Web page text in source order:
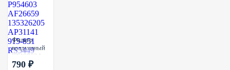
Фильтр
воздушный
ST40702A
(1/20)
790 ₽